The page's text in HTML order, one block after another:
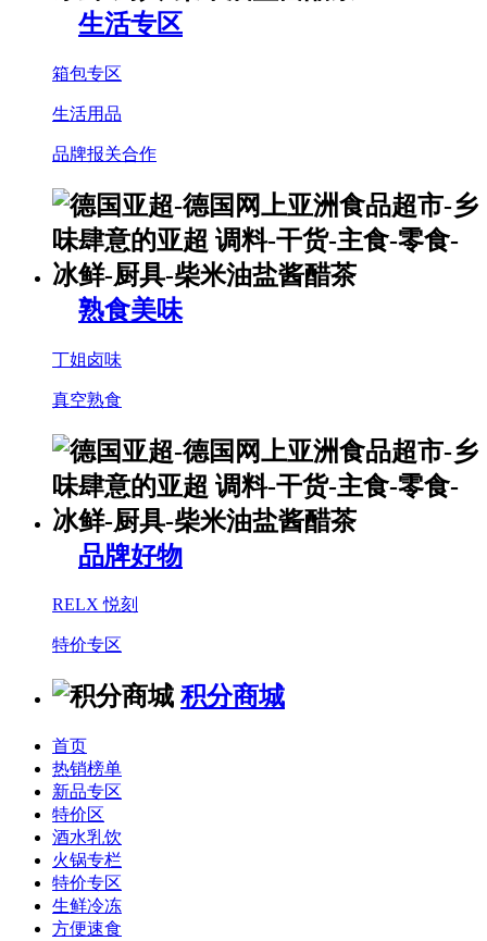
生活专区
箱包专区
生活用品
品牌报关合作
熟食美味
丁姐卤味
真空熟食
品牌好物
RELX 悦刻
特价专区
积分商城
首页
热销榜单
新品专区
特价区
酒水乳饮
火锅专栏
特价专区
生鲜冷冻
方便速食